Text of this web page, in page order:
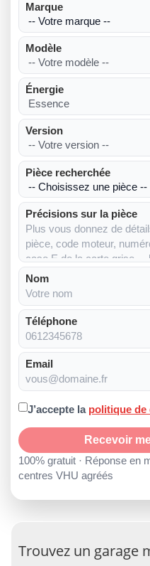
Marque
Modèle
Énergie
Version
Pièce recherchée
Précisions sur la pièce
Nom
Téléphone
Email
J’accepte la politique
Recevoir
100% gratuit · Réponse en
centres VHU agréés
Trouvez un garage